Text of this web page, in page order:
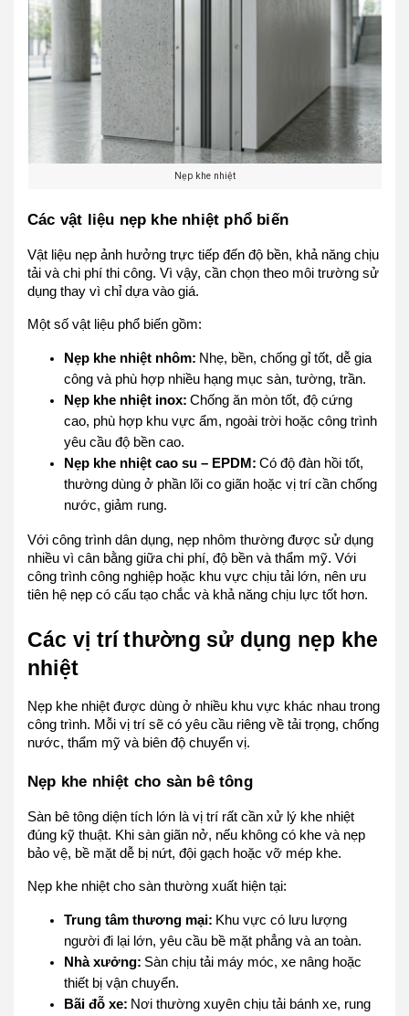
Nẹp khe nhiệt
Các vật liệu nẹp khe nhiệt phổ biến
Vật liệu nẹp ảnh hưởng trực tiếp đến độ bền, khả năng chịu
tải và chi phí thi công. Vì vậy, cần chọn theo môi trường sử
dụng thay vì chỉ dựa vào giá.
Một số vật liệu phổ biến gồm:
Nẹp khe nhiệt nhôm: Nhẹ, bền, chống gỉ tốt, dễ gia
công và phù hợp nhiều hạng mục sàn, tường, trần.
Nẹp khe nhiệt inox: Chống ăn mòn tốt, độ cứng
cao, phù hợp khu vực ẩm, ngoài trời hoặc công trình
yêu cầu độ bền cao.
Nẹp khe nhiệt cao su – EPDM: Có độ đàn hồi tốt,
thường dùng ở phần lõi co giãn hoặc vị trí cần chống
nước, giảm rung.
Với công trình dân dụng, nẹp nhôm thường được sử dụng
nhiều vì cân bằng giữa chi phí, độ bền và thẩm mỹ. Với
công trình công nghiệp hoặc khu vực chịu tải lớn, nên ưu
tiên hệ nẹp có cấu tạo chắc và khả năng chịu lực tốt hơn.
Các vị trí thường sử dụng nẹp khe
nhiệt
Nẹp khe nhiệt được dùng ở nhiều khu vực khác nhau trong
công trình. Mỗi vị trí sẽ có yêu cầu riêng về tải trọng, chống
nước, thẩm mỹ và biên độ chuyển vị.
Nẹp khe nhiệt cho sàn bê tông
Sàn bê tông diện tích lớn là vị trí rất cần xử lý khe nhiệt
đúng kỹ thuật. Khi sàn giãn nở, nếu không có khe và nẹp
bảo vệ, bề mặt dễ bị nứt, đội gạch hoặc vỡ mép khe.
Nẹp khe nhiệt cho sàn thường xuất hiện tại:
Trung tâm thương mại: Khu vực có lưu lượng
người đi lại lớn, yêu cầu bề mặt phẳng và an toàn.
Nhà xưởng: Sàn chịu tải máy móc, xe nâng hoặc
thiết bị vận chuyển.
Bãi đỗ xe: Nơi thường xuyên chịu tải bánh xe, rung